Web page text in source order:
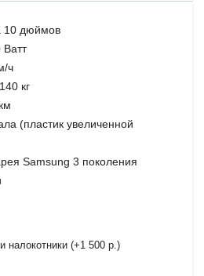
10 дюймов
Ватт
ч
кг
(пластик увеличенной
Samsung 3 поколения
налокотники (+1 500 р.)